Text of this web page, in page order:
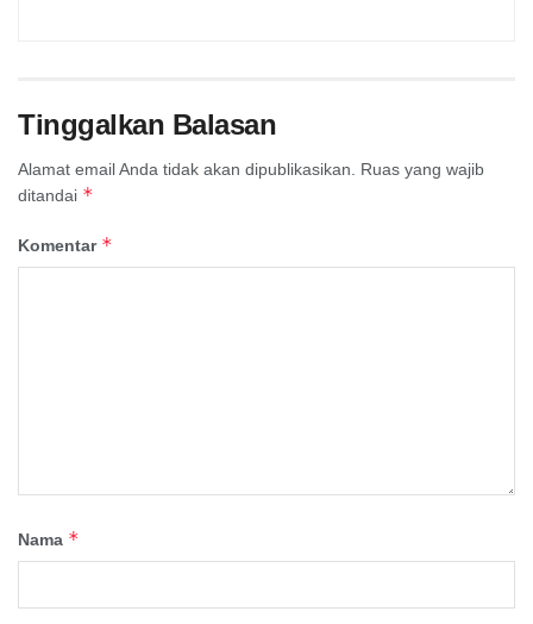
Tinggalkan Balasan
Alamat email Anda tidak akan dipublikasikan. Ruas yang wajib
ditandai *
Komentar *
Nama *